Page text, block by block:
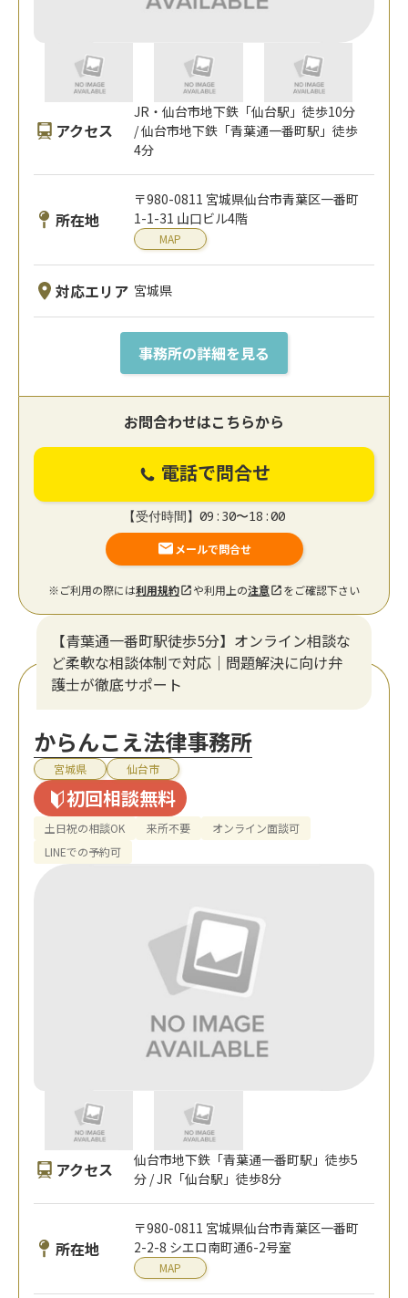
アクセス
JR・仙台市地下鉄「仙台駅」徒歩10分
/ 仙台市地下鉄「青葉通一番町駅」徒歩
4分
所在地
〒980-0811 宮城県仙台市青葉区一番町
1-1-31 山口ビル4階
MAP
対応エリア 宮城県
事務所の詳細を見る
お問合わせはこちらから
電話で問合せ
【受付時間】09:30〜18:00
メールで問合せ
※ご利用の際には利用規約 や利用上の注意 をご確認下さい
【青葉通一番町駅徒歩5分】オンライン相談な
ど柔軟な相談体制で対応｜問題解決に向け弁
護士が徹底サポート
からんこえ法律事務所
宮城県 仙台市
初回相談無料
土日祝の相談OK 来所不要
オンライン面談可
LINEでの予約可
アクセス
仙台市地下鉄「青葉通一番町駅」徒歩5
分 / JR「仙台駅」徒歩8分
所在地
〒980-0811 宮城県仙台市青葉区一番町
2-2-8 シエロ南町通6-2号室
MAP